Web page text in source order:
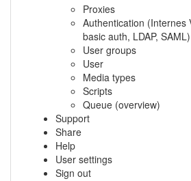
Proxies
Authentication (Internes
basic auth, LDAP, SAML)
User groups
User
Media types
Scripts
Queue (overview)
Support
Share
Help
User settings
Sign out